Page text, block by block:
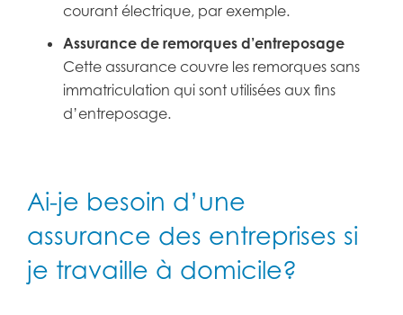
courant électrique, par exemple.
Assurance de remorques d’entreposage
Cette assurance couvre les remorques sans
immatriculation qui sont utilisées aux fins
d’entreposage.
Ai-je besoin d’une
assurance des entreprises si
je travaille à domicile?